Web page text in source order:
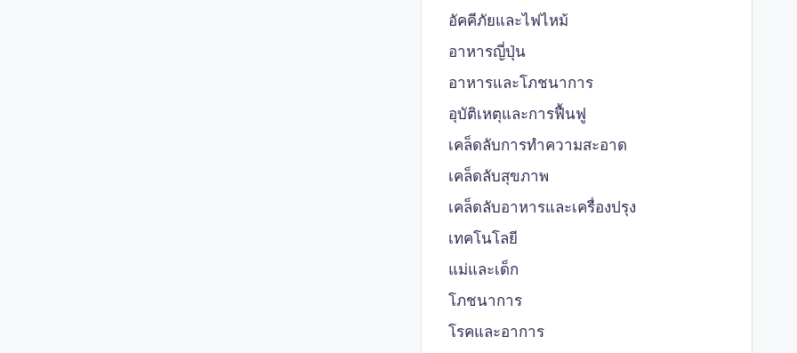
อัคคีภัยและไฟไหม้
อาหารญี่ปุ่น
อาหารและโภชนาการ
อุบัติเหตุและการฟื้นฟู
เคล็ดลับการทำความสะอาด
เคล็ดลับสุขภาพ
เคล็ดลับอาหารและเครื่องปรุง
เทคโนโลยี
แม่และเด็ก
โภชนาการ
โรคและอาการ